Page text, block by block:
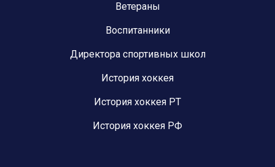
Ветераны
Воспитанники
Директора спортивных школ
История хоккея
История хоккея РТ
История хоккея РФ